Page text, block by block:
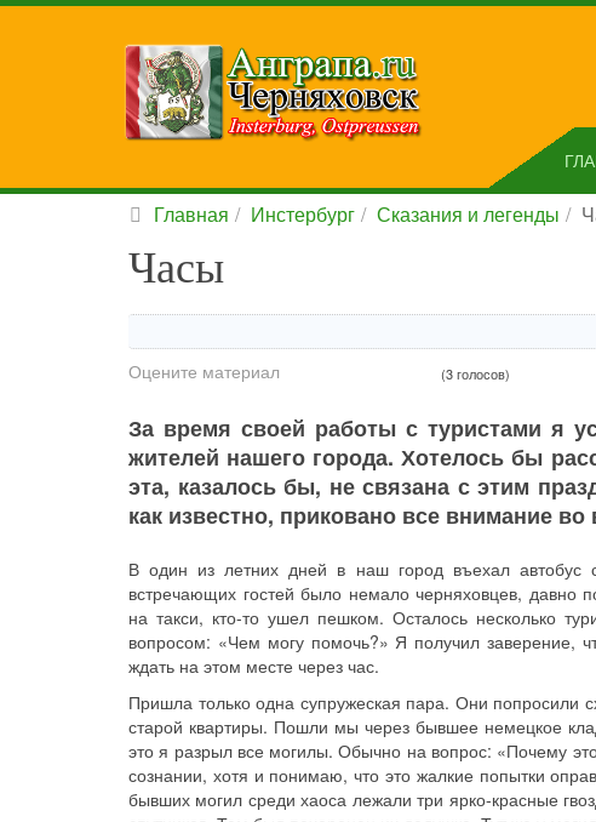
Главная Инстербург Сказания и легенды
Часы
Оцените материал (3 голосов)
За время своей работы с туристами я
жителей нашего города. Хотелось бы
эта, казалось бы, не связана с этим
как известно, приковано все внимание
В один из летних дней в наш город въехал автобус
встречающих гостей было немало черняховцев, давно
на такси, кто-то ушел пешком. Осталось несколько
вопросом: «Чем могу помочь?» Я получил заверение,
ждать на этом месте через час.
Пришла только одна супружеская пара. Они попросили
старой квартиры. Пошли мы через бывшее немецкое
это я разрыл все могилы. Обычно на вопрос: «Почему
сознании, хотя и понимаю, что это жалкие попытки
бывших могил среди хаоса лежали три ярко-красные